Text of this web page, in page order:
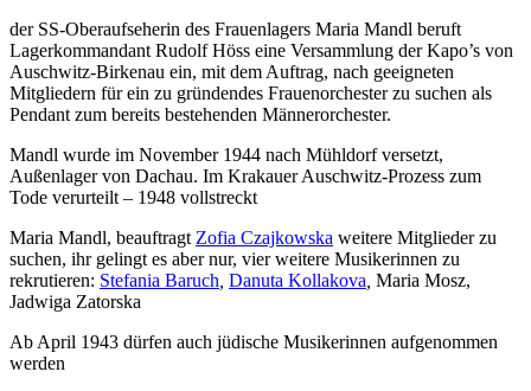
der SS-Oberaufseherin des Frauenlagers Maria Mandl beruft
Lagerkommandant Rudolf Höss eine Versammlung der Kapo’s von
Auschwitz-Birkenau ein, mit dem Auftrag, nach geeigneten
Mitgliedern für ein zu gründendes Frauenorchester zu suchen als
Pendant zum bereits bestehenden Männerorchester.
Mandl wurde im November 1944 nach Mühldorf versetzt,
Außenlager von Dachau. Im Krakauer Auschwitz-Prozess zum
Tode verurteilt – 1948 vollstreckt
Maria Mandl, beauftragt Zofia Czajkowska weitere Mitglieder zu
suchen, ihr gelingt es aber nur, vier weitere Musikerinnen zu
rekrutieren: Stefania Baruch Danuta Kollakova Maria Mosz,
Jadwiga Zatorska
Ab April 1943 dürfen auch jüdische Musikerinnen aufgenommen
werden